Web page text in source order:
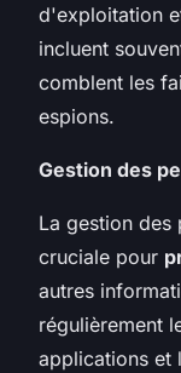
d'exploitation
incluent
comblent les
espions.
Gestion des
La gestion des
cruciale pour
autres
régulièrement
applications et